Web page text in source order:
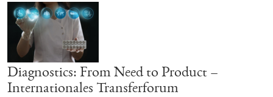
Diagnostics: From Need to Product –
Internationales Transferforum